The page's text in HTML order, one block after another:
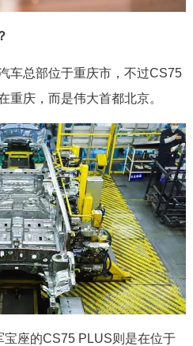
车总部位于重庆市，不过CS75
重庆，而是伟大首都北京。
座的CS75 PLUS则是在位于